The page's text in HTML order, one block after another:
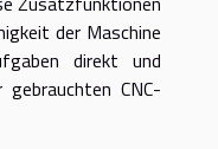
der Maschine
direkt und
CNC-